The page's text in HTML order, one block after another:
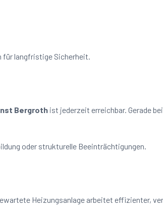
für langfristige Sicherheit.
Bergroth ist jederzeit erreichbar. Gerade
oder strukturelle Beeinträchtigungen.
Heizungsanlage arbeitet effizienter,